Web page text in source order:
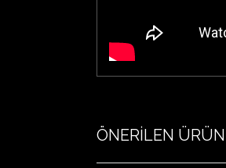
ÖNERİLEN